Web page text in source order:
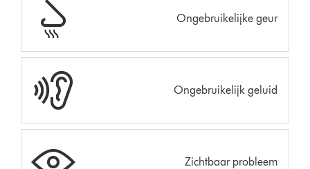
Ongebruikelijke geur
Ongebruikelijk geluid
Zichtbaar probleem